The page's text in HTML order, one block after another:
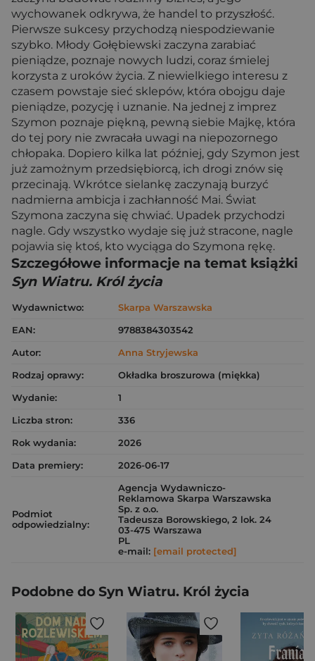
wychowanek odkrywa, że handel to przyszłość.
Pierwsze sukcesy przychodzą niespodziewanie
szybko. Młody Gołębiewski zaczyna zarabiać
pieniądze, poznaje nowych ludzi, coraz śmielej
korzysta z uroków życia. Z niewielkiego interesu z
czasem powstaje sieć sklepów, która obojgu daje
pieniądze, pozycję i uznanie. Na jednej z imprez
Szymon poznaje piękną, pewną siebie Majkę, która
do tej pory nie zwracała uwagi na niepozornego
chłopaka. Dopiero kilka lat później, gdy Szymon jest
już zamożnym przedsiębiorcą, ich drogi znów się
przecinają. Wkrótce sielankę zaczynają burzyć
nadmierna ambicja i zachłanność Mai. Świat
Szymona zaczyna się chwiać. Upadek przychodzi
nagle. Gdy wszystko wydaje się już stracone, nagle
pojawia się ktoś, kto wyciąga do Szymona rękę.
Szczegółowe informacje na temat książki
Syn Wiatru. Król życia
Wydawnictwo:
Skarpa Warszawska
EAN:
9788384303542
Autor:
Anna Stryjewska
Rodzaj oprawy:
Okładka broszurowa (miękka)
Wydanie:
1
Liczba stron:
336
Rok wydania:
2026
Data premiery:
2026-06-17
Podmiot
odpowiedzialny:
Agencja Wydawniczo-
Reklamowa Skarpa Warszawska
Sp. z o.o.
Tadeusza Borowskiego, 2 lok. 24
03-475 Warszawa
PL
e-mail: [email protected]
Podobne do Syn Wiatru. Król życia